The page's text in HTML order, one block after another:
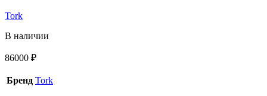
Tork
В наличии
86000 ₽
Бренд Tork